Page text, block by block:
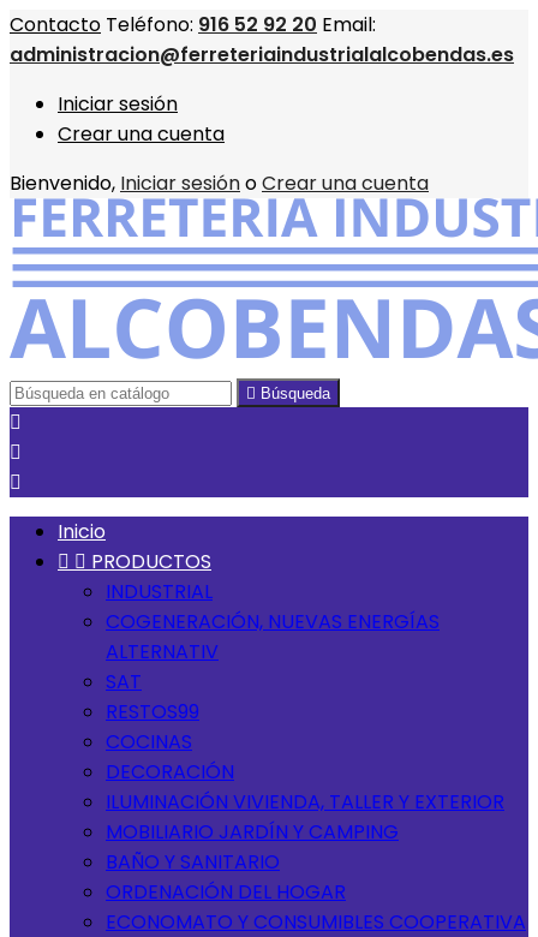
Contacto Teléfono: 916 52 92 20 Email:
administracion@ferreteriaindustrialalcobendas.es
Iniciar sesión
Crear una cuenta
Bienvenido, Iniciar sesiónoCrear una cuenta
 Búsqueda



Inicio
  PRODUCTOS
INDUSTRIAL
COGENERACIÓN, NUEVAS ENERGÍAS
ALTERNATIV
SAT
RESTOS99
COCINAS
DECORACIÓN
ILUMINACIÓN VIVIENDA, TALLER Y EXTERIOR
MOBILIARIO JARDÍN Y CAMPING
BAÑO Y SANITARIO
ORDENACIÓN DEL HOGAR
ECONOMATO Y CONSUMIBLES COOPERATIVA